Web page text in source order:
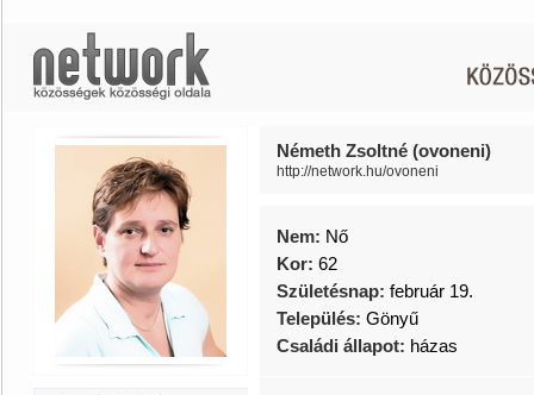
Németh Zsoltné (ovoneni)
http://network.hu/ovoneni
Nem: Nő
Kor: 62
Születésnap: február 19.
Település: Gönyű
Családi állapot: házas